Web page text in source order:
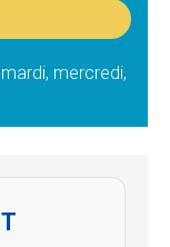
mercredi,